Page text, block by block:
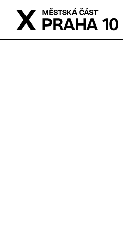
Přejít na hlavní obsah